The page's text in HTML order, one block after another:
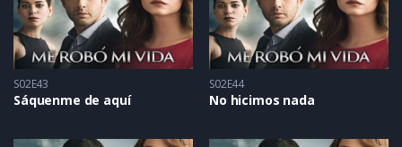
S02E43
Sáquenme de aquí
S02E44
No hicimos nada